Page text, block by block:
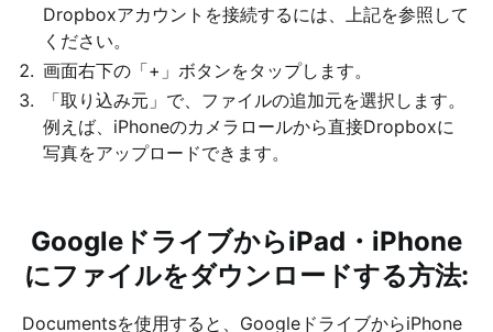
Dropboxアカウントを接続するには、上記を参照して
ください。
画面右下の「+」ボタンをタップします。
「取り込み元」で、ファイルの追加元を選択します。
例えば、iPhoneのカメラロールから直接Dropboxに
写真をアップロードできます。
GoogleドライブからiPad・iPhone
にファイルをダウンロードする方法:
Documentsを使用すると、GoogleドライブからiPhone